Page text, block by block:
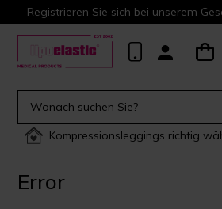
Registrieren Sie sich bei unserem
Kompressionsleggings richtig
Error